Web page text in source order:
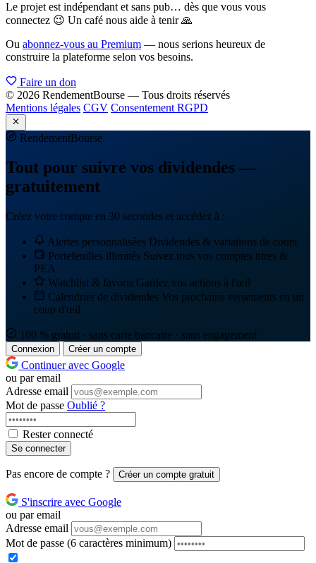
Le projet est indépendant et sans pub… dès que vous vous
connectez 😉 Un café nous aide à tenir 🙏
Ou abonnez-vous au Premium — nous serions heureux de
construire la plateforme selon vos besoins.
Faire un don
© 2026 RendementBourse — Tous droits réservés
Mentions légales CGV Consentement RGPD
RendementBourse
Tout pour suivre vos dividendes —
gratuitement
Créez votre compte en 30 secondes et accédez à :
Alertes personnalisées Dividendes & variations de cours
Portefeuilles illimités Suivez tous vos comptes titres &
PEA
Watchlist & favoris Gardez vos actions à l'œil
Calendrier de dividendes Vos prochains versements en un
coup d'œil
100 % gratuit · sans carte bancaire · sans engagement
Connexion Créer un compte
Continuer avec Google
ou par email
Adresse email
Mot de passe Oublié ?
Rester connecté
Se connecter
Pas encore de compte ? Créer un compte gratuit
S'inscrire avec Google
ou par email
Adresse email
Mot de passe (6 caractères minimum)